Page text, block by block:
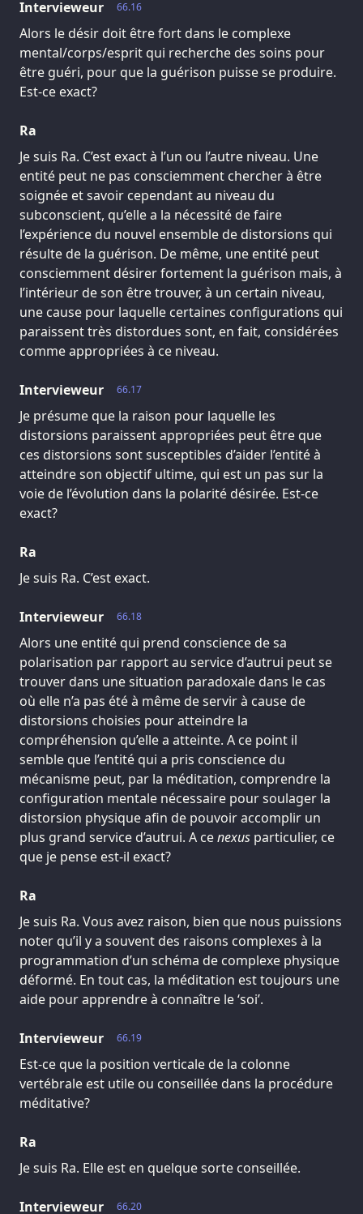
66.16
Intervieweur
Alors le désir doit être fort dans le complexe
mental/corps/esprit qui recherche des soins pour
être guéri, pour que la guérison puisse se produire.
Est-ce exact?
Ra
Je suis Ra. C’est exact à l’un ou l’autre niveau. Une
entité peut ne pas consciemment chercher à être
soignée et savoir cependant au niveau du
subconscient, qu’elle a la nécessité de faire
l’expérience du nouvel ensemble de distorsions qui
résulte de la guérison. De même, une entité peut
consciemment désirer fortement la guérison mais, à
l’intérieur de son être trouver, à un certain niveau,
une cause pour laquelle certaines configurations qui
paraissent très distordues sont, en fait, considérées
comme appropriées à ce niveau.
66.17
Intervieweur
Je présume que la raison pour laquelle les
distorsions paraissent appropriées peut être que
ces distorsions sont susceptibles d’aider l’entité à
atteindre son objectif ultime, qui est un pas sur la
voie de l’évolution dans la polarité désirée. Est-ce
exact?
Ra
Je suis Ra. C’est exact.
66.18
Intervieweur
Alors une entité qui prend conscience de sa
polarisation par rapport au service d’autrui peut se
trouver dans une situation paradoxale dans le cas
où elle n’a pas été à même de servir à cause de
distorsions choisies pour atteindre la
compréhension qu’elle a atteinte. A ce point il
semble que l’entité qui a pris conscience du
mécanisme peut, par la méditation, comprendre la
configuration mentale nécessaire pour soulager la
distorsion physique afin de pouvoir accomplir un
plus grand service d’autrui. A cenexus particulier, ce
que je pense est-il exact?
Ra
Je suis Ra. Vous avez raison, bien que nous puissions
noter qu’il y a souvent des raisons complexes à la
programmation d’un schéma de complexe physique
déformé. En tout cas, la méditation est toujours une
aide pour apprendre à connaître le ‘soi’.
66.19
Intervieweur
Est-ce que la position verticale de la colonne
vertébrale est utile ou conseillée dans la procédure
méditative?
Ra
Je suis Ra. Elle est en quelque sorte conseillée.
66.20
Intervieweur